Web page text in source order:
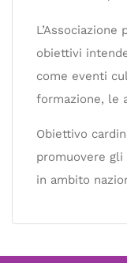
obiettivi
come eventi
formazione, le
Obiettivo
promuovere
in ambito